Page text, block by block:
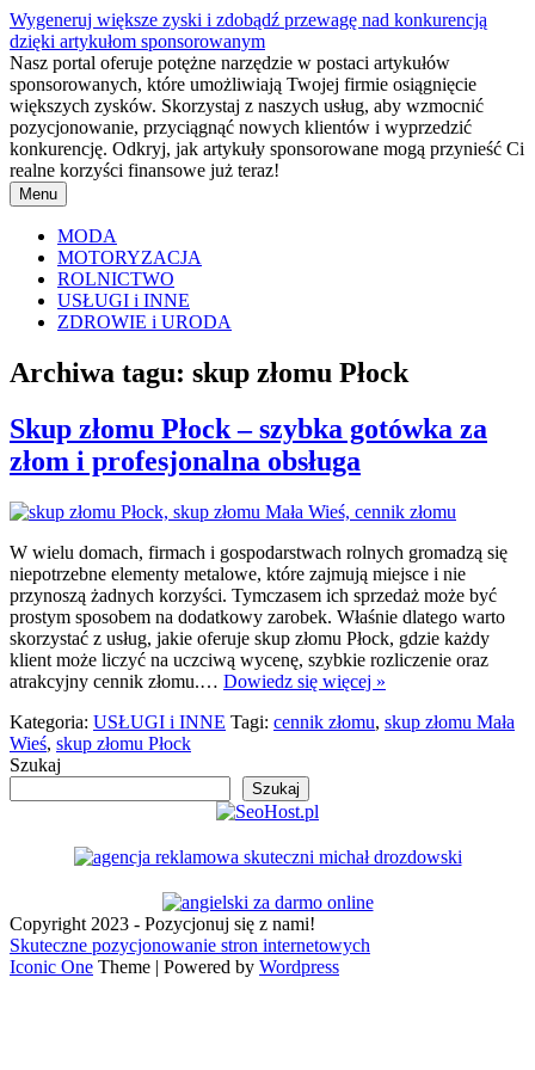
Przejdź
do
treści
Wygeneruj większe zyski i zdobądź przewagę nad konkurencją
dzięki artykułom sponsorowanym
Nasz portal oferuje potężne narzędzie w postaci artykułów
sponsorowanych, które umożliwiają Twojej firmie osiągnięcie
większych zysków. Skorzystaj z naszych usług, aby wzmocnić
pozycjonowanie, przyciągnąć nowych klientów i wyprzedzić
konkurencję. Odkryj, jak artykuły sponsorowane mogą przynieść Ci
realne korzyści finansowe już teraz!
Menu
MODA
MOTORYZACJA
ROLNICTWO
USŁUGI i INNE
ZDROWIE i URODA
Archiwa tagu: skup złomu Płock
Skup złomu Płock – szybka gotówka za
złom i profesjonalna obsługa
W wielu domach, firmach i gospodarstwach rolnych gromadzą się
niepotrzebne elementy metalowe, które zajmują miejsce i nie
przynoszą żadnych korzyści. Tymczasem ich sprzedaż może być
prostym sposobem na dodatkowy zarobek. Właśnie dlatego warto
skorzystać z usług, jakie oferuje skup złomu Płock, gdzie każdy
klient może liczyć na uczciwą wycenę, szybkie rozliczenie oraz
atrakcyjny cennik złomu.… Dowiedz się więcej »
Kategoria: USŁUGI i INNE Tagi: cennik złomu, skup złomu Mała
Wieś, skup złomu Płock
Szukaj
Szukaj
Copyright 2023 - Pozycjonuj się z nami!
Skuteczne pozycjonowanie stron internetowych
Iconic One Theme | Powered by Wordpress